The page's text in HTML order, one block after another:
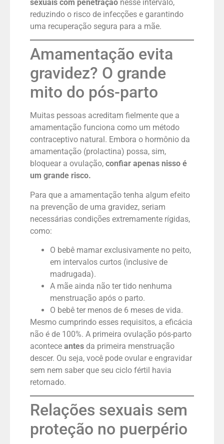
sexuais com penetração nesse intervalo,
reduzindo o risco de infecções e garantindo
uma recuperação segura para a mãe.
Amamentação evita
gravidez? O grande
mito do pós-parto
Muitas pessoas acreditam fielmente que a
amamentação funciona como um método
contraceptivo natural. Embora o hormônio da
amamentação (prolactina) possa, sim,
bloquear a ovulação, confiar apenas nisso é
um grande risco.
Para que a amamentação tenha algum efeito
na prevenção de uma gravidez, seriam
necessárias condições extremamente rígidas,
como:
O bebê mamar exclusivamente no peito,
em intervalos curtos (inclusive de
madrugada).
A mãe ainda não ter tido nenhuma
menstruação após o parto.
O bebê ter menos de 6 meses de vida.
Mesmo cumprindo esses requisitos, a eficácia
não é de 100%. A primeira ovulação pós-parto
acontece antes da primeira menstruação
descer. Ou seja, você pode ovular e engravidar
sem nem saber que seu ciclo fértil havia
retornado.
Relações sexuais sem
proteção no puerpério